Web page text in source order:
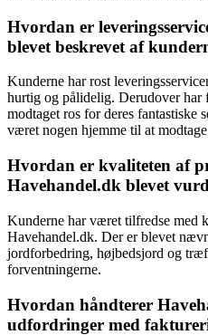
Hvordan er
blevet beskrevet af
Kunderne har rost
hurtig og pålidelig. Derudover har
modtaget ros for deres fantastiske
været nogen hjemme til at
Hvordan er kvaliteten af
Havehandel.dk blevet
Kunderne har været tilfredse med
Havehandel.dk. Der er blevet
jordforbedring, højbedsjord og
forventningerne.
Hvordan håndterer
udfordringer med